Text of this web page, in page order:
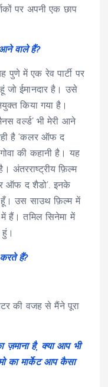
पर अपनी एक छाप
वाले हैं?
पुणे में एक रेव पार्टी पर
जो ईमानदार है। उसे
किया गया है।
वर्ल्ड’ भी मेरी आने
है ‘कलर ऑफ द
की कहानी है। यह
अंतरराष्ट्रीय फ़िल्म
ऑफ द शैडो’. इनके
हूँ। उस साउथ फ़िल्म में
में हैं। तमिल सिनेमा में
हैं?
की वजह से मैंने पूरा
ज़माना है, क्या आप भी
का मार्केट आप कैसा